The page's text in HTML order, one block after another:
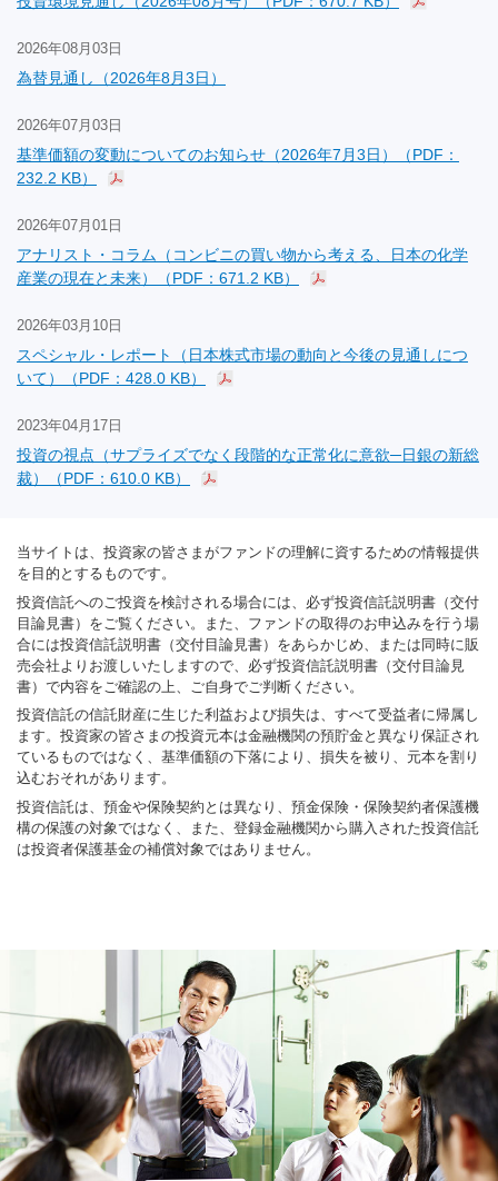
2026年08月03日
為替見通し（2026年8月3日）
2026年07月03日
基準価額の変動についてのお知らせ（2026年7月3日）（PDF：
232.2 KB）
2026年07月01日
アナリスト・コラム（コンビニの買い物から考える、日本の化学
産業の現在と未来）（PDF：671.2 KB）
2026年03月10日
スペシャル・レポート（日本株式市場の動向と今後の見通しにつ
いて）（PDF：428.0 KB）
2023年04月17日
投資の視点（サプライズでなく段階的な正常化に意欲─日銀の新総
裁）（PDF：610.0 KB）
当サイトは、投資家の皆さまがファンドの理解に資するための情報提供
を目的とするものです。
投資信託へのご投資を検討される場合には、必ず投資信託説明書（交付
目論見書）をご覧ください。また、ファンドの取得のお申込みを行う場
合には投資信託説明書（交付目論見書）をあらかじめ、または同時に販
売会社よりお渡しいたしますので、必ず投資信託説明書（交付目論見
書）で内容をご確認の上、ご自身でご判断ください。
投資信託の信託財産に生じた利益および損失は、すべて受益者に帰属し
ます。投資家の皆さまの投資元本は金融機関の預貯金と異なり保証され
ているものではなく、基準価額の下落により、損失を被り、元本を割り
込むおそれがあります。
投資信託は、預金や保険契約とは異なり、預金保険・保険契約者保護機
構の保護の対象ではなく、また、登録金融機関から購入された投資信託
は投資者保護基金の補償対象ではありません。